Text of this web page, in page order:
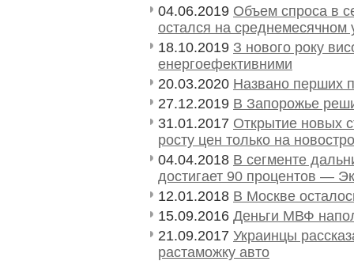
04.06.2019 Объем спроса в
остался на
18.10.2019 З нового року
енергоефективними
20.03.2020 Названо перших
27.12.2019 В Запорожье
31.01.2017 Открытие новых
росту цен только на
04.04.2018 В сегменте
достигает 90 процентов —
12.01.2018 В Москве
15.09.2016 Деньги МВФ
21.09.2017 Украинцы
растаможку авто